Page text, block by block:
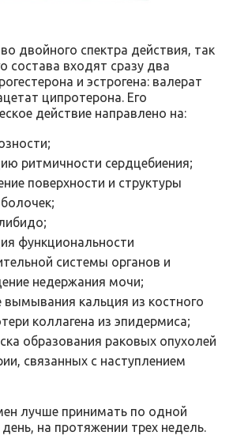
двойного спектра действия, так
состава входят сразу два
и эстрогена: валерат
ципротерона. Его
действие направлено на:
ритмичности сердцебиения;
поверхности и структуры
функциональности
системы органов и
недержания мочи;
вымывания кальция из костного
коллагена из эпидермиса;
образования раковых опухолей
связанных с наступлением
лучше принимать по одной
на протяжении трех недель.